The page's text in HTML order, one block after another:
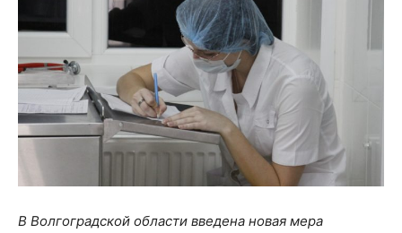
В Волгоградской области введена новая мера